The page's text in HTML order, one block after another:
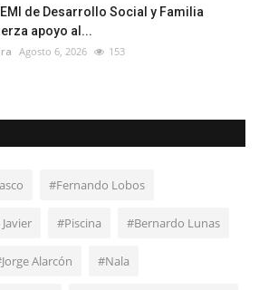
de Desarrollo Social y Familia
apoyo al...
Agosto 6, 2026 153
#Fernando Lobos
#Piscina #Bernardo Lunas
Alarcón #Nala